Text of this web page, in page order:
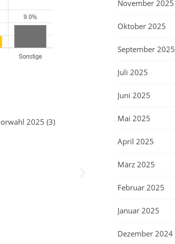
November 2025
Oktober 2025
September 2025
Juli 2025
Juni 2025
Mai 2025
April 2025
März 2025
Februar 2025
Januar 2025
Dezember 2024